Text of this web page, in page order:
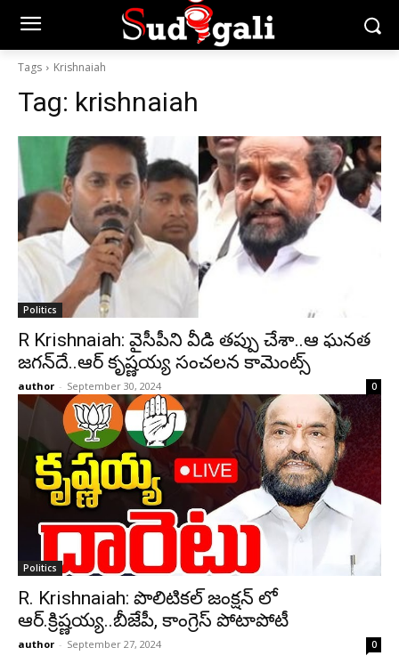
Tags Krishnaiah
Tag: krishnaiah
Politics
R Krishnaiah: వైసీపీని వీడి తప్పు చేశా..ఆ ఘనత
జగన్‌దే..ఆర్‌ కృష్ణయ్య సంచలన కామెంట్స్
author - September 30, 2024 0
Politics
R. Krishnaiah: పొలిటికల్ జంక్షన్ లో
ఆర్.క్రిష్ణయ్య..బీజేపీ, కాంగ్రెస్ పోటాపోటీ
author - September 27, 2024 0